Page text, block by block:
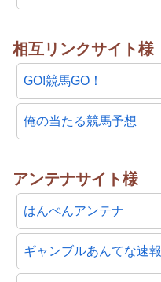
相互リンクサイト様
GO!競馬GO！
俺の当たる競馬予想
アンテナサイト様
はんぺんアンテナ
ギャンブルあんてな速報